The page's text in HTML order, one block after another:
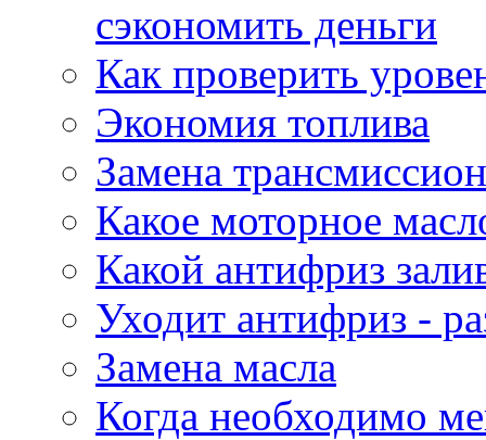
сэкономить деньги
Как проверить
Экономия топлива
Замена
Какое моторное
Какой антифриз
Уходит антифриз -
Замена масла
Когда необходимо